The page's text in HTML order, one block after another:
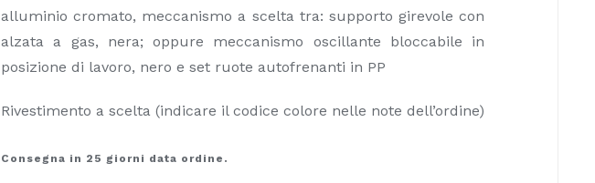
alluminio cromato, meccanismo a scelta tra: supporto girevole con
alzata a gas, nera; oppure meccanismo oscillante bloccabile in
posizione di lavoro, nero e set ruote autofrenanti in PP
Rivestimento a scelta (indicare il codice colore nelle note dell’ordine)
Consegna in 25 giorni data ordine.